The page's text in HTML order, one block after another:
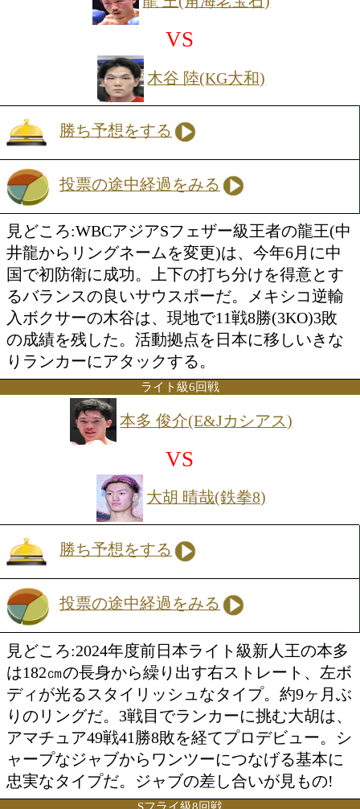
井のV2戦。フィジカルのと良さを活か
力を活かした連打を得意とする右ファ
10勝中8KOと高いKO率を誇る。初防衛
パワーアップを印象付けた。世界挑戦
アンパロを倒し、世界をアピールした
Sフェザー級8回戦
VS
木谷 陸(KG大和)
勝ち予想をする
投票の途中経過をみる
見どころ:WBCアジアSフェザー級王者
井龍からリングネームを変更)は、今年
国で初防衛に成功。上下の打ち分けを
るバランスの良いサウスポーだ。メキ
入ボクサーの木谷は、現地で11戦8勝
の成績を残した。活動拠点を日本に移
りランカーにアタックする。
ライト級6回戦
本多 俊介(E&Jカシアス)
VS
大胡 晴哉(鉄拳8)